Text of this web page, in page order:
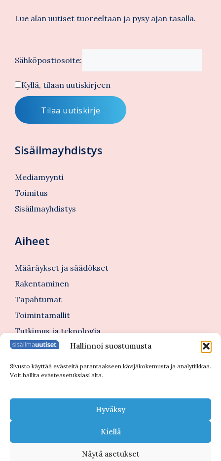
Hallinnoi suostumusta
Sivusto käyttää evästeitä parantaakseen kävijäkokemusta ja analytiikkaa.
Voit hallita evästeasetuksiasi alta.
Hyväksy
Kiellä
Näytä asetukset
Lue alan uutiset tuoreeltaan ja pysy ajan tasalla.
Sähköpostiosoite:
Kyllä, tilaan uutiskirjeen
Sisäilmayhdistys
Mediamyynti
Toimitus
Sisäilmayhdistys
Aiheet
Määräykset ja säädökset
Rakentaminen
Tapahtumat
Toimintamallit
Tutkimus ja teknologia
Tutustu myös
© 2026 Sisäilmauutiset |Tietosuojaseloste